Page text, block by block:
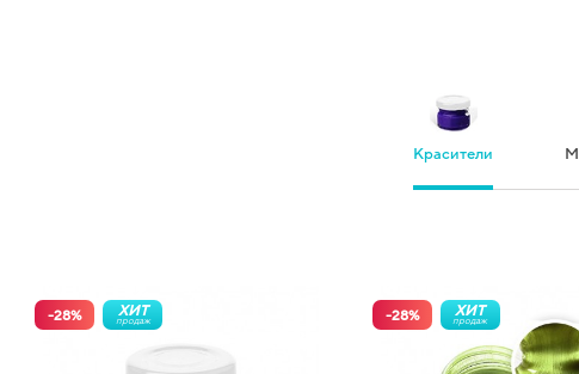
Красители
-28% ХИТ
продаж -28% ХИТ
продаж